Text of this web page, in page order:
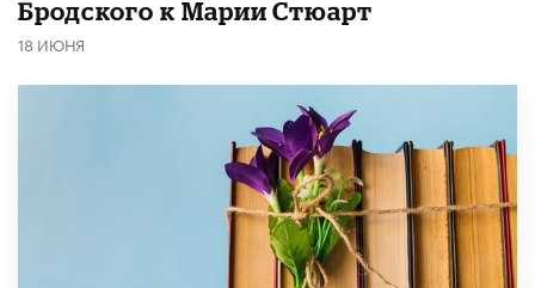
Бродского к Марии Стюарт
18 ИЮНЯ